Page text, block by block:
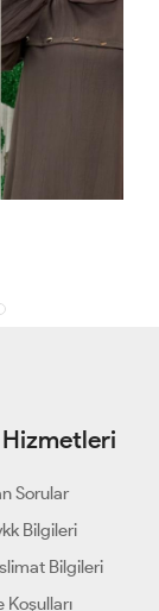
Sorular
Bilgileri
Bilgileri
Koşulları